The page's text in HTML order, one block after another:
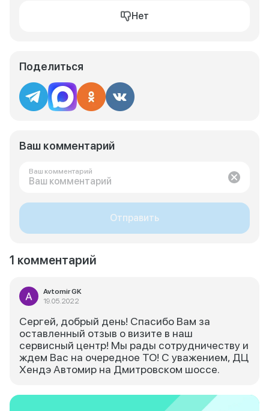
Нет
Поделиться
Ваш комментарий
Ваш комментарий
Отправить
1 комментарий
Avtomir GK
19.05.2022
Сергей, добрый день! Спасибо Вам за
оставленный отзыв о визите в наш
сервисный центр! Мы рады сотрудничеству и
ждем Вас на очередное ТО! С уважением, ДЦ
Хендэ Автомир на Дмитровском шоссе.